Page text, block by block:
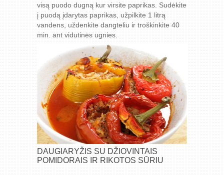
visą puodo dugną kur virsite paprikas. Sudėkite
į puodą įdarytas paprikas, užpilkite 1 litrą
vandens, uždenkite dangteliu ir troškinkite 40
min. ant vidutinės ugnies.
DAUGIARYŽIS SU DŽIOVINTAIS
POMIDORAIS IR RIKOTOS SŪRIU